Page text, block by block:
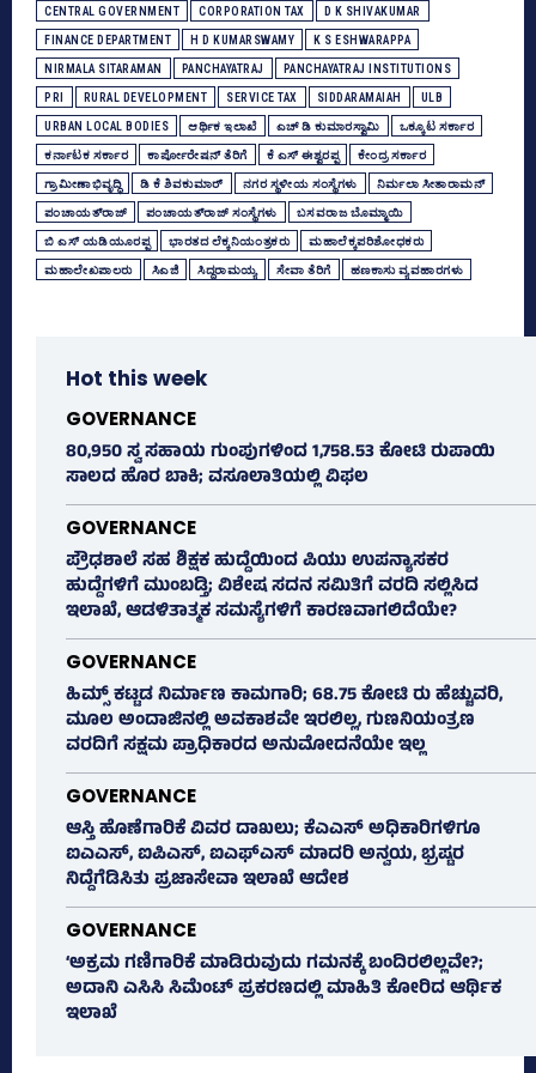
CENTRAL GOVERNMENT CORPORATION TAX D K SHIVAKUMAR
FINANCE DEPARTMENT H D KUMARSWAMY K S ESHWARAPPA
NIRMALA SITARAMAN PANCHAYATRAJ PANCHAYATRAJ INSTITUTIONS
PRI RURAL DEVELOPMENT SERVICE TAX SIDDARAMAIAH ULB
URBAN LOCAL BODIES ಆರ್ಥಿಕ ಇಲಾಖೆ ಎಚ್‌ ಡಿ ಕುಮಾರಸ್ವಾಮಿ ಒಕ್ಕೂಟ ಸರ್ಕಾರ
ಕರ್ನಾಟಕ ಸರ್ಕಾರ ಕಾರ್ಪೋರೇಷನ್‌ ತೆರಿಗೆ ಕೆ ಎಸ್‌ ಈಶ್ವರಪ್ಪ ಕೇಂದ್ರ ಸರ್ಕಾರ
ಗ್ರಾಮೀಣಾಭಿವೃದ್ಧಿ ಡಿ ಕೆ ಶಿವಕುಮಾರ್ ನಗರ ಸ್ಥಳೀಯ ಸಂಸ್ಥೆಗಳು ನಿರ್ಮಲಾ ಸೀತಾರಾಮನ್‌
ಪಂಚಾಯತ್‌ರಾಜ್‌ ಪಂಚಾಯತ್‌ರಾಜ್‌ ಸಂಸ್ಥೆಗಳು ಬಸವರಾಜ ಬೊಮ್ಮಾಯಿ
ಬಿ ಎಸ್‌ ಯಡಿಯೂರಪ್ಪ ಭಾರತದ ಲೆಕ್ಕನಿಯಂತ್ರಕರು ಮಹಾಲೆಕ್ಕಪರಿಶೋಧಕರು
ಮಹಾಲೇಖಪಾಲರು ಸಿಎಜಿ ಸಿದ್ದರಾಮಯ್ಯ ಸೇವಾ ತೆರಿಗೆ ಹಣಕಾಸು ವ್ಯವಹಾರಗಳು
Hot this week
GOVERNANCE
80,950 ಸ್ವ ಸಹಾಯ ಗುಂಪುಗಳಿಂದ 1,758.53 ಕೋಟಿ ರುಪಾಯಿ
ಸಾಲದ ಹೊರ ಬಾಕಿ; ವಸೂಲಾತಿಯಲ್ಲಿ ವಿಫಲ
GOVERNANCE
ಪ್ರೌಢಶಾಲೆ ಸಹ ಶಿಕ್ಷಕ ಹುದ್ದೆಯಿಂದ ಪಿಯು ಉಪನ್ಯಾಸಕರ
ಹುದ್ದೆಗಳಿಗೆ ಮುಂಬಡ್ತಿ; ವಿಶೇಷ ಸದನ ಸಮಿತಿಗೆ ವರದಿ ಸಲ್ಲಿಸಿದ
ಇಲಾಖೆ, ಆಡಳಿತಾತ್ಮಕ ಸಮಸ್ಯೆಗಳಿಗೆ ಕಾರಣವಾಗಲಿದೆಯೇ?
GOVERNANCE
ಹಿಮ್ಸ್‌ ಕಟ್ಟಡ ನಿರ್ಮಾಣ ಕಾಮಗಾರಿ; 68.75 ಕೋಟಿ ರು ಹೆಚ್ಚುವರಿ,
ಮೂಲ ಅಂದಾಜಿನಲ್ಲಿ ಅವಕಾಶವೇ ಇರಲಿಲ್ಲ, ಗುಣನಿಯಂತ್ರಣ
ವರದಿಗೆ ಸಕ್ಷಮ ಪ್ರಾಧಿಕಾರದ ಅನುಮೋದನೆಯೇ ಇಲ್ಲ
GOVERNANCE
ಆಸ್ತಿ ಹೊಣೆಗಾರಿಕೆ ವಿವರ ದಾಖಲು; ಕೆಎಎಸ್ ಅಧಿಕಾರಿಗಳಿಗೂ
ಐಎಎಸ್‌, ಐಪಿಎಸ್‌, ಐಎಫ್‌ಎಸ್‌ ಮಾದರಿ ಅನ್ವಯ, ಭ್ರಷ್ಟರ
ನಿದ್ದೆಗೆಡಿಸಿತು ಪ್ರಜಾಸೇವಾ ಇಲಾಖೆ ಆದೇಶ
GOVERNANCE
‘ಅಕ್ರಮ ಗಣಿಗಾರಿಕೆ ಮಾಡಿರುವುದು ಗಮನಕ್ಕೆ ಬಂದಿರಲಿಲ್ಲವೇ?;
ಅದಾನಿ ಎಸಿಸಿ ಸಿಮೆಂಟ್ ಪ್ರಕರಣದಲ್ಲಿ ಮಾಹಿತಿ ಕೋರಿದ ಆರ್ಥಿಕ
ಇಲಾಖೆ